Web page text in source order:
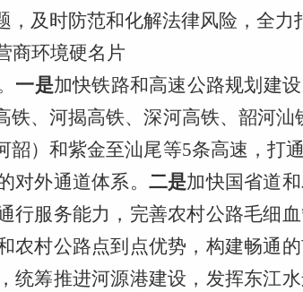
及时防范和化解法律风险，全力
商环境硬名片
一是加快铁路和高速公路规划建
铁、河揭高铁、深河高铁、韶河
韶）和紫金至汕尾等5条高速，打
对外通道体系。 二是加快国省道
行服务能力，完善农村公路毛细
农村公路点到点优势，构建畅通
统筹推进河源港建设，发挥东江